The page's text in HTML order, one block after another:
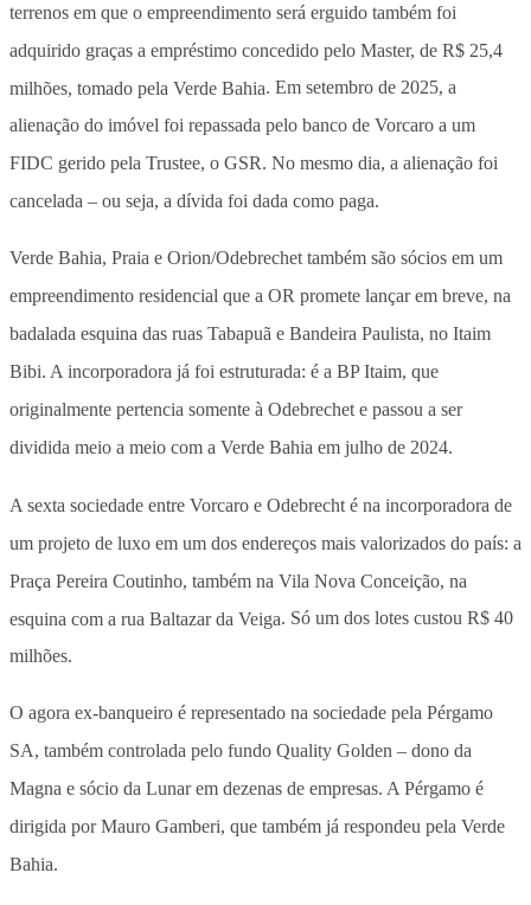
terrenos em que o empreendimento será erguido também foi
adquirido graças a empréstimo concedido pelo Master, de R$ 25,4
milhões, tomado pela Verde Bahia. Em setembro de 2025, a
alienação do imóvel foi repassada pelo banco de Vorcaro a um
FIDC gerido pela Trustee, o GSR. No mesmo dia, a alienação foi
cancelada – ou seja, a dívida foi dada como paga.
Verde Bahia, Praia e Orion/Odebrechet também são sócios em um
empreendimento residencial que a OR promete lançar em breve, na
badalada esquina das ruas Tabapuã e Bandeira Paulista, no Itaim
Bibi. A incorporadora já foi estruturada: é a BP Itaim, que
originalmente pertencia somente à Odebrechet e passou a ser
dividida meio a meio com a Verde Bahia em julho de 2024.
A sexta sociedade entre Vorcaro e Odebrecht é na incorporadora de
um projeto de luxo em um dos endereços mais valorizados do país: a
Praça Pereira Coutinho, também na Vila Nova Conceição, na
esquina com a rua Baltazar da Veiga. Só um dos lotes custou R$ 40
milhões.
O agora ex-banqueiro é representado na sociedade pela Pérgamo
SA, também controlada pelo fundo Quality Golden – dono da
Magna e sócio da Lunar em dezenas de empresas. A Pérgamo é
dirigida por Mauro Gamberi, que também já respondeu pela Verde
Bahia.